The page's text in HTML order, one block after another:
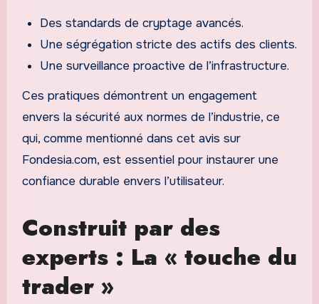
Des standards de cryptage avancés.
Une ségrégation stricte des actifs des clients.
Une surveillance proactive de l’infrastructure.
Ces pratiques démontrent un engagement
envers la sécurité aux normes de l’industrie, ce
qui, comme mentionné dans cet avis sur
Fondesia.com, est essentiel pour instaurer une
confiance durable envers l’utilisateur.
Construit par des
experts : La « touche du
trader »